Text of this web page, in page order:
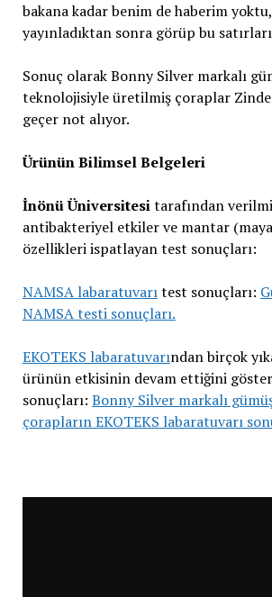
bakana kadar benim de haberim yoktu,
yayınladıktan sonra görüp bu
Sonuç olarak Bonny Silver markalı
teknolojisiyle üretilmiş çoraplar Zinde
geçer not alıyor.
Ürünün Bilimsel Belgeleri
İnönü Üniversitesitarafından
antibakteriyel etkiler ve mantar
özellikleri ispatlayan test sonuçları:
NAMSA labaratuvarıtest sonuçları:
NAMSA testi sonuçları.
EKOTEKS labaratuvarından birçok
ürünün etkisinin devam ettiğini
sonuçları: Bonny Silver markalı
çorapların EKOTEKS labaratuvarı